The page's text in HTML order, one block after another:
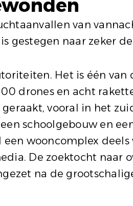
van
gestegen naar zeker
Het is één van
drones en acht
vooral in het
schoolgebouw en
wooncomplex
De zoektocht naar
na de